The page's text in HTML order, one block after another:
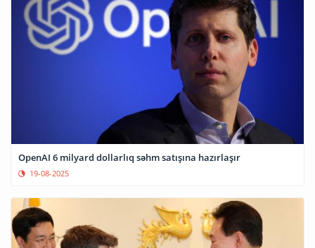
OpenAI 6 milyard dollarlıq səhm satışına hazırlaşır
19-08-2025